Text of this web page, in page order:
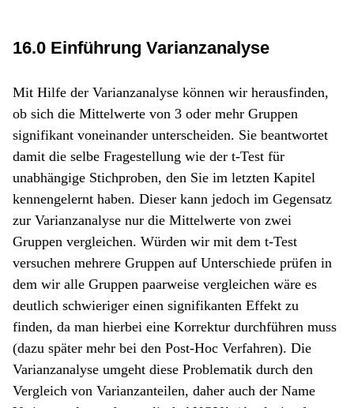
16.0 Einführung Varianzanalyse
Mit Hilfe der Varianzanalyse können wir herausfinden,
ob sich die Mittelwerte von 3 oder mehr Gruppen
signifikant voneinander unterscheiden. Sie beantwortet
damit die selbe Fragestellung wie der t-Test für
unabhängige Stichproben, den Sie im letzten Kapitel
kennengelernt haben. Dieser kann jedoch im Gegensatz
zur Varianzanalyse nur die Mittelwerte von zwei
Gruppen vergleichen. Würden wir mit dem t-Test
versuchen mehrere Gruppen auf Unterschiede prüfen in
dem wir alle Gruppen paarweise vergleichen wäre es
deutlich schwieriger einen signifikanten Effekt zu
finden, da man hierbei eine Korrektur durchführen muss
(dazu später mehr bei den Post-Hoc Verfahren). Die
Varianzanalyse umgeht diese Problematik durch den
Vergleich von Varianzanteilen, daher auch der Name